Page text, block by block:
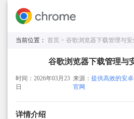
当前位置： 首页 > 谷歌浏览器下载管理与安
谷歌浏览器下载管理与
时间：2026年03月23
日
来源：提供高效的安
官网
详情介绍